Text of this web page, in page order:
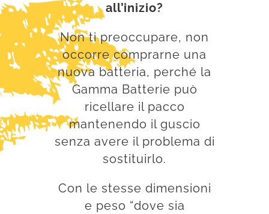
all’inizio?
Non ti preoccupare, non
occorre comprarne una
nuova batteria, perché la
Gamma Batterie può
ricellare il pacco
mantenendo il guscio
senza avere il problema di
sostituirlo.
Con le stesse dimensioni
e peso “dove sia